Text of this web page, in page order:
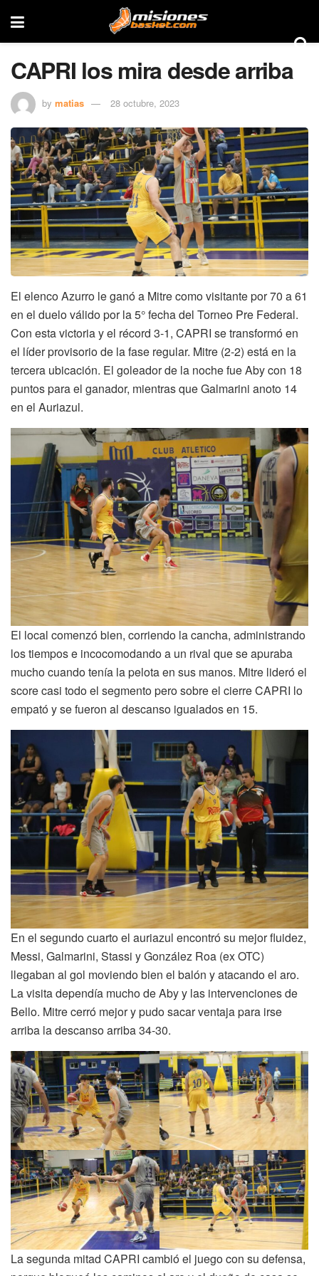
CAPRI los mira desde arriba
by matias 28 octubre, 2023
El elenco Azurro le ganó a Mitre como visitante por 70 a 61
en el duelo válido por la 5° fecha del Torneo Pre Federal.
Con esta victoria y el récord 3-1, CAPRI se transformó en
el líder provisorio de la fase regular. Mitre (2-2) está en la
tercera ubicación. El goleador de la noche fue Aby con 18
puntos para el ganador, mientras que Galmarini anoto 14
en el Auriazul.
El local comenzó bien, corriendo la cancha, administrando
los tiempos e incocomodando a un rival que se apuraba
mucho cuando tenía la pelota en sus manos. Mitre lideró el
score casi todo el segmento pero sobre el cierre CAPRI lo
empató y se fueron al descanso igualados en 15.
En el segundo cuarto el auriazul encontró su mejor fluidez,
Messi, Galmarini, Stassi y González Roa (ex OTC)
llegaban al gol moviendo bien el balón y atacando el aro.
La visita dependía mucho de Aby y las intervenciones de
Bello. Mitre cerró mejor y pudo sacar ventaja para irse
arriba la descanso arriba 34-30.
La segunda mitad CAPRI cambió el juego con su defensa,